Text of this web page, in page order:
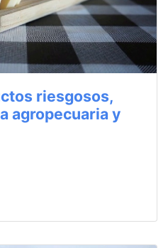
riesgosos,
agropecuaria y